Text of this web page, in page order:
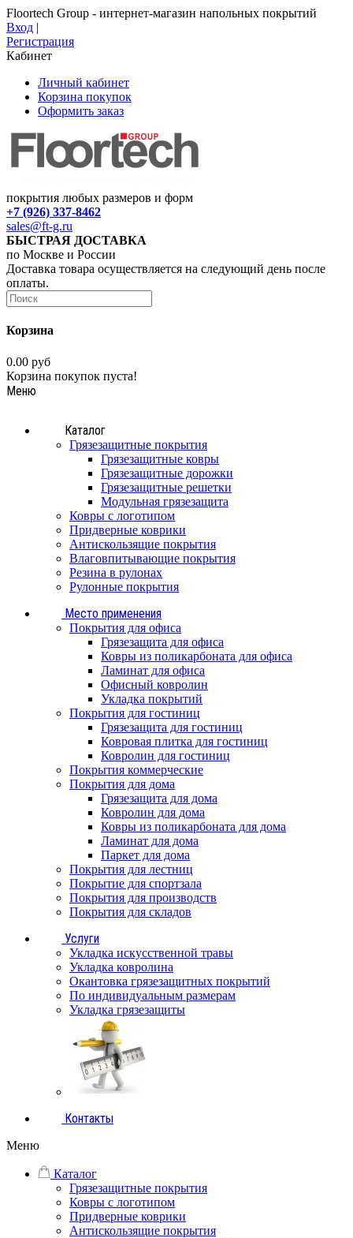
Floortech Group - интернет-магазин напольных покрытий
Вход |
Регистрация
Кабинет
Личный кабинет
Корзина покупок
Оформить заказ
покрытия любых размеров и форм
+7 (926) 337-8462
sales@ft-g.ru
БЫСТРАЯ ДОСТАВКА
по Москве и России
Доставка товара осуществляется на следующий день после
оплаты.
Корзина
0.00 руб
Корзина покупок пуста!
Меню
Каталог
Грязезащитные покрытия
Грязезащитные ковры
Грязезащитные дорожки
Грязезащитные решетки
Модульная грязезащита
Ковры с логотипом
Придверные коврики
Антискользящие покрытия
Влаговпитывающие покрытия
Резина в рулонах
Рулонные покрытия
Место применения
Покрытия для офиса
Грязезащита для офиса
Ковры из поликарбоната для офиса
Ламинат для офиса
Офисный ковролин
Укладка покрытий
Покрытия для гостиниц
Грязезащита для гостиниц
Ковровая плитка для гостиниц
Ковролин для гостиниц
Покрытия коммерческие
Покрытия для дома
Грязезащита для дома
Ковролин для дома
Ковры из поликарбоната для дома
Ламинат для дома
Паркет для дома
Покрытия для лестниц
Покрытие для спортзала
Покрытия для производств
Покрытия для складов
Услуги
Укладка искусственной травы
Укладка ковролина
Окантовка грязезащитных покрытий
По индивидуальным размерам
Укладка грязезащиты
Контакты
Меню
Каталог
Грязезащитные покрытия
Ковры с логотипом
Придверные коврики
Антискользящие покрытия